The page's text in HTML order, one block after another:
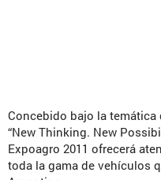
Concebido bajo la
“New Thinking. New
Expoagro 2011 ofrecerá
toda la gama de vehículos